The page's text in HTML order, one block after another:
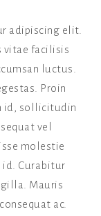
adipiscing elit.
vitae facilisis
luctus.
Proin
id, sollicitudin
vel
molestie
Curabitur
Mauris
ac.